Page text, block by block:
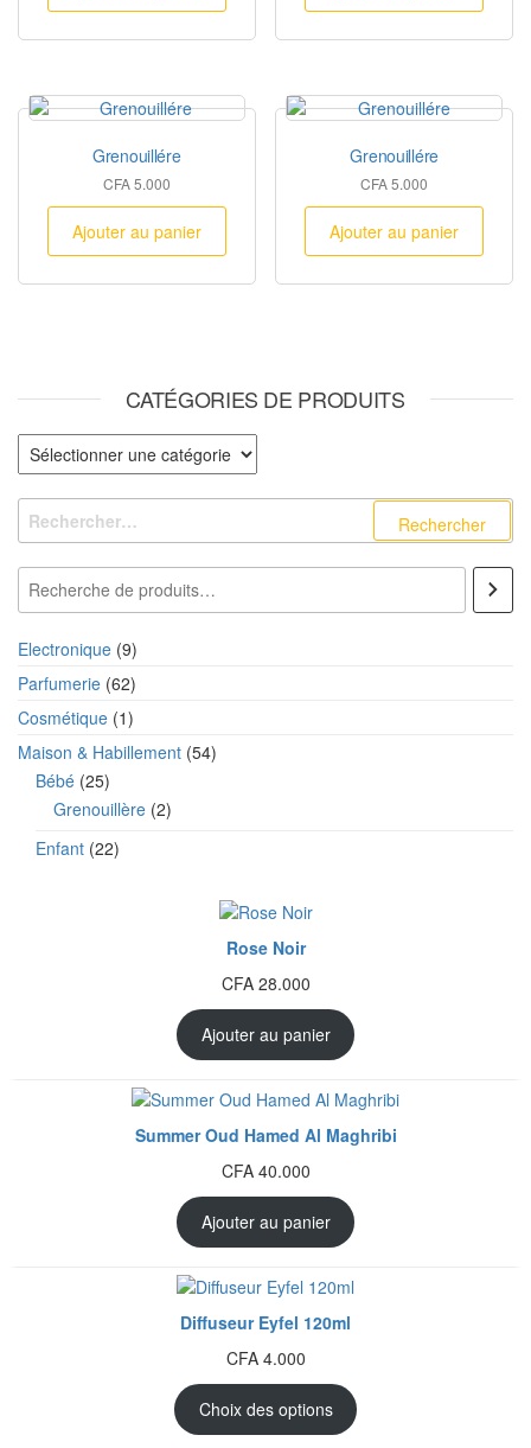
Grenouillére
CFA5.000
Ajouter au panier
Grenouillére
CFA5.000
Ajouter au panier
CATÉGORIES DE PRODUITS
Catégories de produits
Rechercher :
Recherche
Electronique 99 produits
Parfumerie 6262 produits
Cosmétique 11 produit
Maison & Habillement 5454 produits
Bébé 2525 produits
Grenouillère 22 produits
Enfant 2222 produits
Rose Noir
CFA28.000
Ajouter au panier
Summer Oud Hamed Al Maghribi
CFA40.000
Ajouter au panier
Diffuseur Eyfel 120ml
CFA4.000
Choix des options